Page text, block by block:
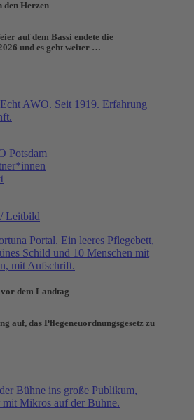
den Herzen
auf dem Bassi endete die
und es geht weiter …
Potsdam
Leitbild
dem Landtag
auf, das Pflegeneuordnungsgesetz zu